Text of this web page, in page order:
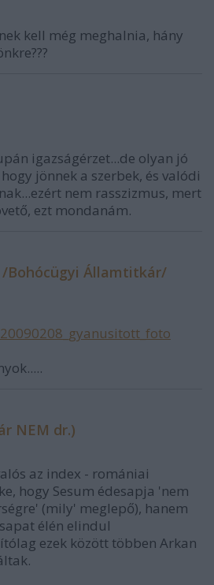
kell még meghalnia, hány
igazságérzet...de olyan jó
jönnek a szerbek, és valódi
nem rasszizmus, mert
ezt mondanám.
/Bohócügyi Államtitkár/
NEM dr.)
az index - romániai
hogy Sesum édesapja 'nem
(mily' meglepő), hanem
élén elindul
ezek között többen Arkan